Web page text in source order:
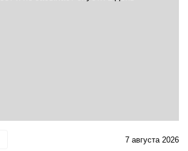
7 августа 2026